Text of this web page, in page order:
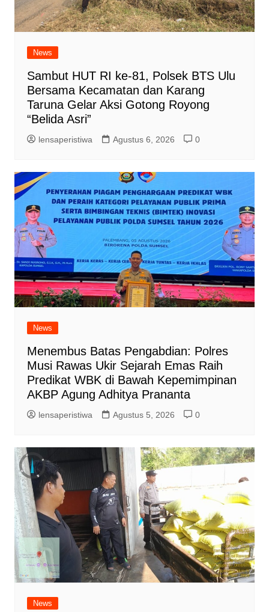
News
Sambut HUT RI ke-81, Polsek BTS Ulu
Bersama Kecamatan dan Karang
Taruna Gelar Aksi Gotong Royong
“Belida Asri”
lensaperistiwa Agustus 6, 2026 0
News
Menembus Batas Pengabdian: Polres
Musi Rawas Ukir Sejarah Emas Raih
Predikat WBK di Bawah Kepemimpinan
AKBP Agung Adhitya Prananta
lensaperistiwa Agustus 5, 2026 0
News